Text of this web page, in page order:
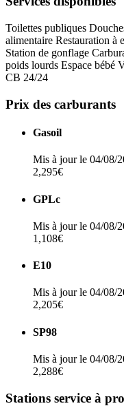
Toilettes publiques
alimentaire Restauration à
Station de gonflage
poids lourds Espace bébé
CB 24/24
Prix des carburants
Gasoil
Mis à jour le 04/08/
2,295€
GPLc
Mis à jour le 04/08/
1,108€
E10
Mis à jour le 04/08/
2,205€
SP98
Mis à jour le 04/08/
2,288€
Stations service à